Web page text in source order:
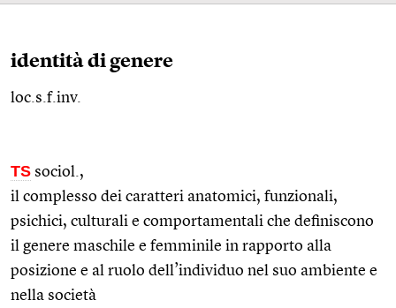
identità di genere
loc.s.f.inv.
TS sociol. ,
il complesso dei caratteri anatomici, funzionali,
psichici, culturali e comportamentali che definiscono
il genere maschile e femminile in rapporto alla
posizione e al ruolo dell’individuo nel suo ambiente e
nella società